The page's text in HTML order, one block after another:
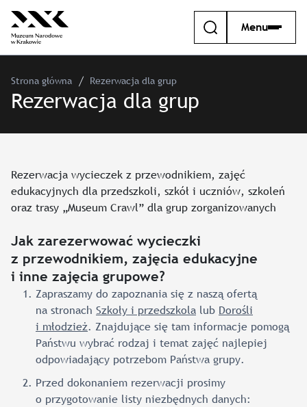
Menu
Strona główna Rezerwacja dla grup
Rezerwacja dla grup
Rezerwacja wycieczek z przewodnikiem, zajęć
edukacyjnych dla przedszkoli, szkół i uczniów, szkoleń
oraz trasy „Museum Crawl” dla grup zorganizowanych
Jak zarezerwować wycieczki
z przewodnikiem, zajęcia edukacyjne
i inne zajęcia grupowe?
Zapraszamy do zapoznania się z naszą ofertą
na stronach Szkoły i przedszkola lub Dorośli
i młodzież. Znajdujące się tam informacje pomogą
Państwu wybrać rodzaj i temat zajęć najlepiej
odpowiadający potrzebom Państwa grupy.
Przed dokonaniem rezerwacji prosimy
o przygotowanie listy niezbędnych danych: